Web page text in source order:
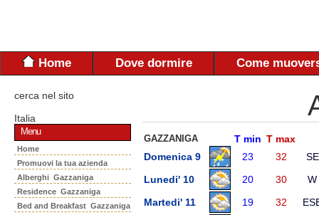
Home Dove dormire Come
cerca nel sito
Italia
Menu
Home
Promuovi la tua azienda
Alberghi Gazzaniga
Residence Gazzaniga
Bed and Breakfast Gazzaniga
GAZZANIGA T min T max
Domenica 9
23 32
SE
Lunedi' 10
20 30
W
Martedi' 11
19 32